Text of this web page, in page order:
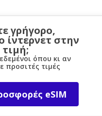
γρήγορο,
ίντερνετ στην
όπου κι αν
προσιτές τιμές
eSIM